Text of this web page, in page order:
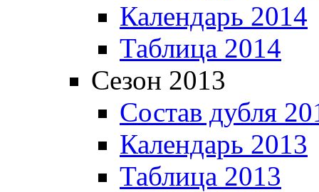
Календарь 2014
Таблица 2014
Сезон 2013
Состав дубля
Календарь 2013
Таблица 2013